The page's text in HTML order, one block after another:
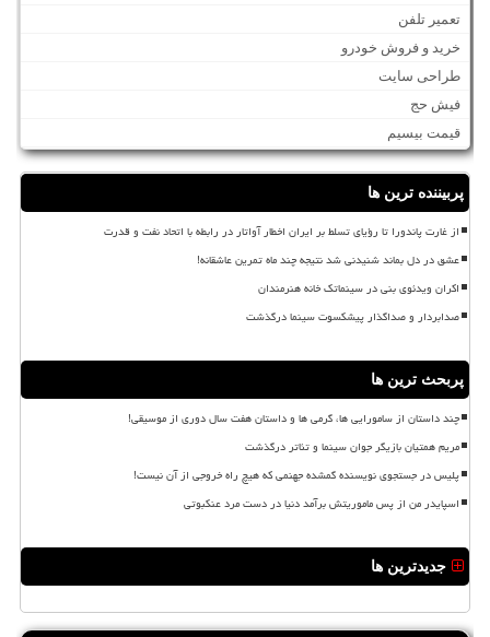
تعمیر تلفن
خرید و فروش خودرو
طراحی سایت
فیش حج
قیمت بیسیم
پربیننده ترین ها
از غارت پاندورا تا رؤیای تسلط بر ایران اخطار آواتار در رابطه با اتحاد نفت و قدرت
عشق در دل بماند شنیدنی شد نتیجه چند ماه تمرین عاشقانه!
اکران ویدئوی بنی در سینماتک خانه هنرمندان
صدابردار و صداگذار پیشکسوت سینما درگذشت
پربحث ترین ها
چند داستان از سامورایی ها، گرمی ها و داستان هفت سال دوری از موسیقی!
مریم همتیان بازیگر جوان سینما و تئاتر درگذشت
پلیس در جستجوی نویسنده گمشده جهنمی که هیچ راه خروجی از آن نیست!
اسپایدر من از پس ماموریتش برآمد دنیا در دست مرد عنکبوتی
جدیدترین ها